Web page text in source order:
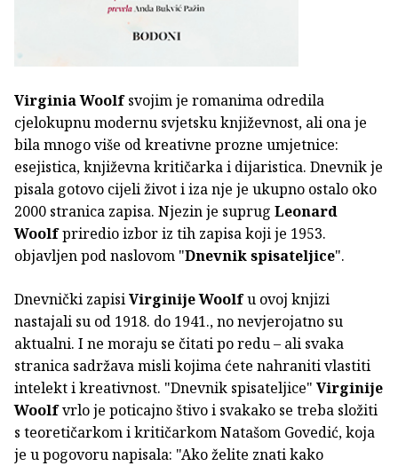
Virginia Woolfsvojim je romanima odredila
cjelokupnu modernu svjetsku književnost, ali ona je
bila mnogo više od kreativne prozne umjetnice:
esejistica, književna kritičarka i dijaristica. Dnevnik je
pisala gotovo cijeli život i iza nje je ukupno ostalo oko
2000 stranica zapisa. Njezin je suprug Leonard
Woolfpriredio izbor iz tih zapisa koji je 1953.
objavljen pod naslovom "Dnevnik spisateljice".
Dnevnički zapisiVirginije Woolfu ovoj knjizi
nastajali su od 1918. do 1941., no nevjerojatno su
aktualni. I ne moraju se čitati po redu – ali svaka
stranica sadržava misli kojima ćete nahraniti vlastiti
intelekt i kreativnost. "Dnevnik spisateljice" Virginije
Woolfvrlo je poticajno štivo i svakako se treba složiti
s teoretičarkom i kritičarkom Natašom Govedić, koja
je u pogovoru napisala: "Ako želite znati kako